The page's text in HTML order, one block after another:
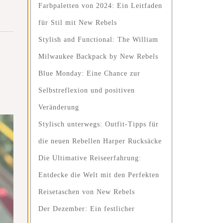
Farbpaletten von 2024: Ein Leitfaden
für Stil mit New Rebels
Stylish and Functional: The William
Milwaukee Backpack by New Rebels
Blue Monday: Eine Chance zur
Selbstreflexion und positiven
Veränderung
Stylisch unterwegs: Outfit-Tipps für
die neuen Rebellen Harper Rucksäcke
Die Ultimative Reiseerfahrung:
Entdecke die Welt mit den Perfekten
Reisetaschen von New Rebels
Der Dezember: Ein festlicher